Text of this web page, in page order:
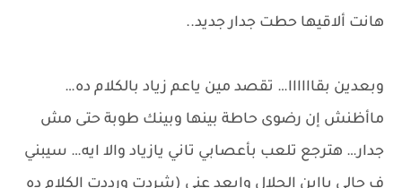
هانت ألاقيها حطت جدار جديد..
وبعدين بقاااااا… تقصد مين ياعم زياد بالكلام ده…
ماأظنش إن رضوى حاطة بينها وبينك طوبة حتى مش
جدار… هترجع تلعب بأعصابي تاني يازياد والا ايه… سيبني
ف حالي ياابن الحلال وابعد عني (شردت ورددت الكلام ده